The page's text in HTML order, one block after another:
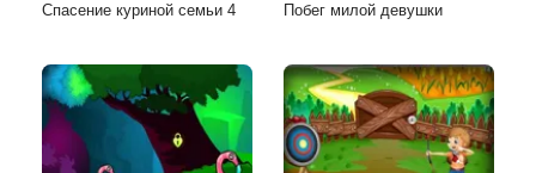
Спасение куриной семьи 4 Побег милой девушки